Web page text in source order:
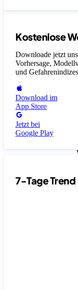
Kostenlose
Downloade jetzt
Vorhersage,
und Gefahrenindizes
Download im
App Store
Jetzt bei
Google Play
7-Tage Trend